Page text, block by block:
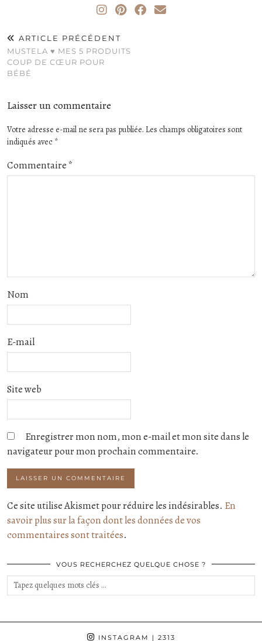
ARTICLE PRÉCÉDENT
MUSTELA ♥ MES 5 PRODUITS
COUP DE CŒUR POUR
BÉBÉ
Laisser un commentaire
Votre adresse e-mail ne sera pas publiée. Les champs obligatoires sont
indiqués avec *
Commentaire *
Nom
E-mail
Site web
Enregistrer mon nom, mon e-mail et mon site dans le
navigateur pour mon prochain commentaire.
Ce site utilise Akismet pour réduire les indésirables. En
savoir plus sur la façon dont les données de vos
commentaires sont traitées.
VOUS RECHERCHEZ QUELQUE CHOSE ?
INSTAGRAM | 2313